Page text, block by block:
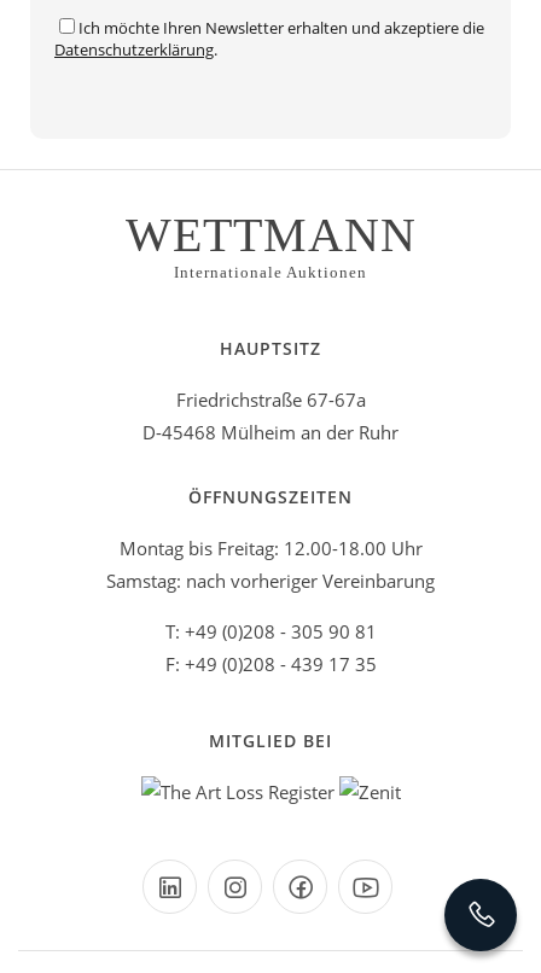
Ich möchte Ihren Newsletter erhalten und akzeptiere die
Datenschutzerklärung.
WETTMANN
Internationale Auktionen
HAUPTSITZ
Friedrichstraße 67-67a
D-45468 Mülheim an der Ruhr
ÖFFNUNGSZEITEN
Montag bis Freitag: 12.00-18.00 Uhr
Samstag: nach vorheriger Vereinbarung
T: +49 (0)208 - 305 90 81
F: +49 (0)208 - 439 17 35
MITGLIED BEI